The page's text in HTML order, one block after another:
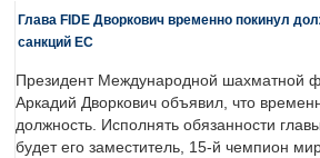
Глава FIDE Дворкович временно покинул
санкций ЕС
Президент Международной шахматной
Аркадий Дворкович объявил, что
должность. Исполнять обязанности
будет его заместитель, 15-й чемпион